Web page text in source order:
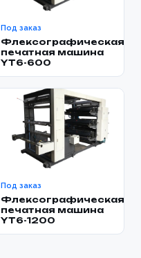
Под заказ
Флексографическая
печатная машина
YT6-600
Под заказ
Флексографическая
печатная машина
YT6-1200